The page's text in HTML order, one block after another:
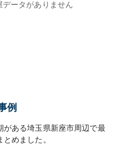
データがありません
例
がある埼玉県新座市周辺で最
めました。